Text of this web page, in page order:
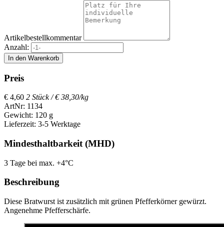
Artikelbestellkommentar
Anzahl:
Preis
€ 4,60 2 Stück /€ 38,30/kg
ArtNr: 1134
Gewicht: 120 g
Lieferzeit: 3-5 Werktage
Mindesthaltbarkeit (MHD)
3 Tage bei max. +4°C
Beschreibung
Diese Bratwurst ist zusätzlich mit grünen Pfefferkörner gewürzt.
Angenehme Pfefferschärfe.